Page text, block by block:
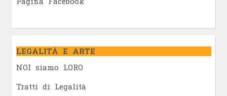
LEGALITÀ E ARTE
NOI siamo LORO
Tratti di Legalità